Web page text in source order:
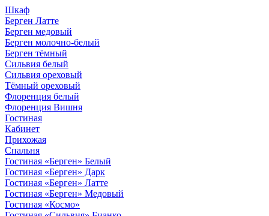
Шкаф
Берген Латте
Берген медовый
Берген молочно-белый
Берген тёмный
Сильвия белый
Сильвия ореховый
Тёмный ореховый
Флоренция белый
Флоренция Вишня
Гостиная
Кабинет
Прихожая
Спальня
Гостиная «Берген» Белый
Гостиная «Берген» Дарк
Гостиная «Берген» Латте
Гостиная «Берген» Медовый
Гостиная «Космо»